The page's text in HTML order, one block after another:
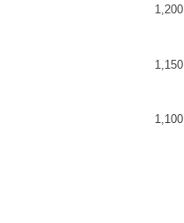
1,100
1,150
1,200